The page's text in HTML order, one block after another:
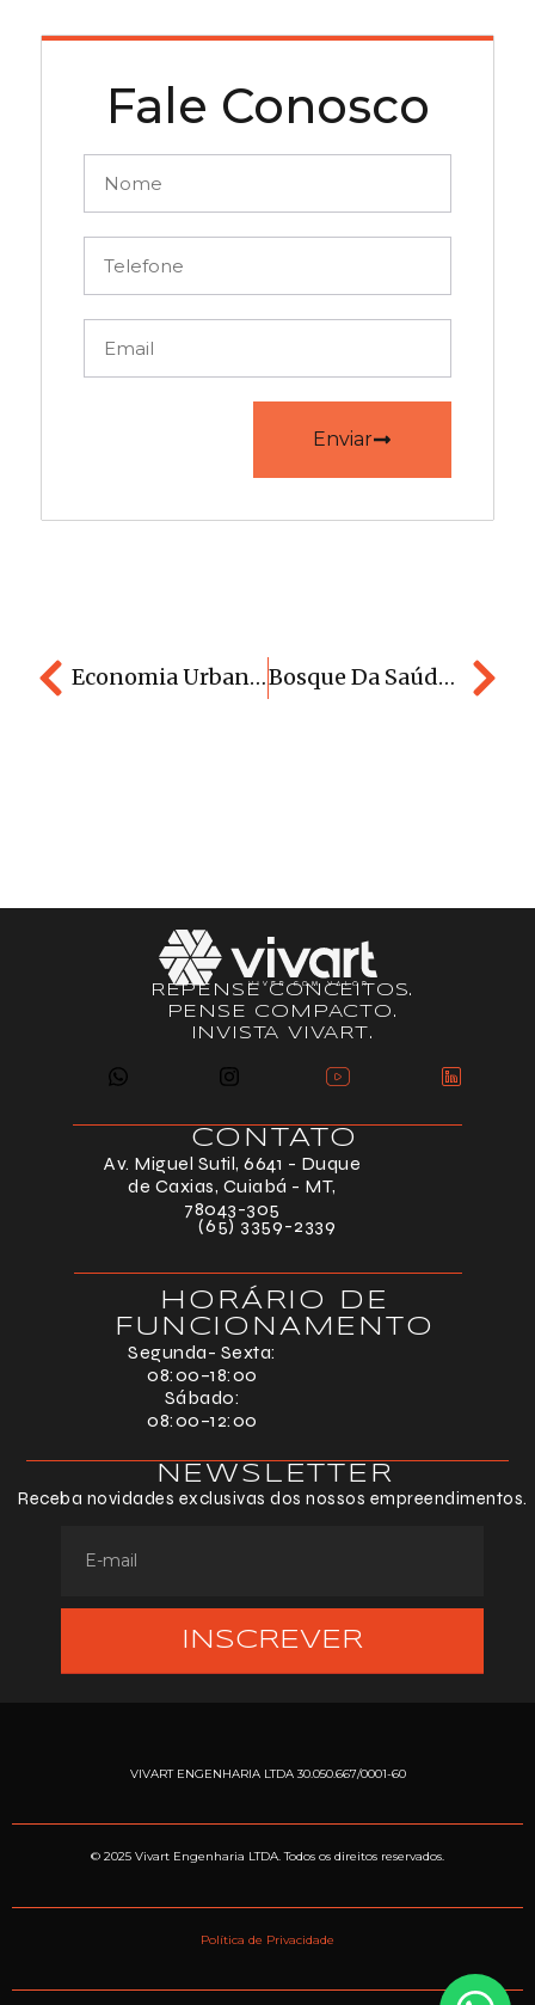
Fale Conosco
Enviar
Economia Urbana – Bairros Tradicionais Impulsionam Valorização Imobiliária Bosque Da Saúde Se Consolida Como Polo Imobiliário Impulsionado Pelo Turismo Médico Em Cuiabá
REPENSE CONCEITOS.
PENSE COMPACTO.
INVISTA VIVART.
CONTATO
Av. Miguel Sutil, 6641 - Duque
de Caxias, Cuiabá - MT,
78043-305
(65) 3359-2339
HORÁRIO DE
FUNCIONAMENTO
Segunda- Sexta:
08:00–18:00
Sábado:
08:00–12:00
NEWSLETTER
Receba novidades exclusivas dos nossos empreendimentos.
INSCREVER
VIVART ENGENHARIA LTDA 30.050.667/0001-60
© 2025 Vivart Engenharia LTDA. Todos os direitos reservados.
Política de Privacidade